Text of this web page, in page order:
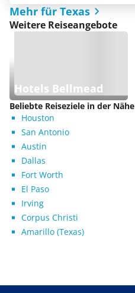
Mehr für Texas
Weitere Reiseangebote
Hotels Bellmead
Beliebte Reiseziele in der Nähe
Houston
San Antonio
Austin
Dallas
Fort Worth
El Paso
Irving
Corpus Christi
Amarillo (Texas)